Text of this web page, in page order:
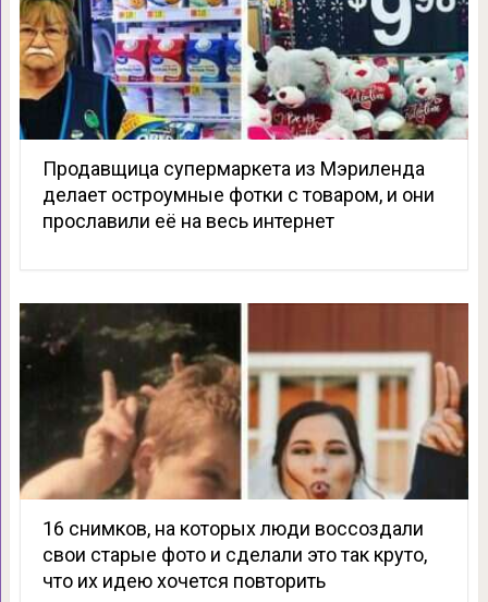
Продавщица супермаркета из Мэриленда
делает остроумные фотки с товаром, и они
прославили её на весь интернет
16 снимков, на которых люди воссоздали
свои старые фото и сделали это так круто,
что их идею хочется повторить